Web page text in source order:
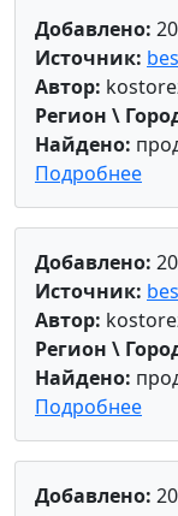
Добавлено:
Источник:
Автор:
Регион \
Найдено:
Подробнее
Добавлено:
Источник:
Автор:
Регион \
Найдено:
Подробнее
Добавлено: